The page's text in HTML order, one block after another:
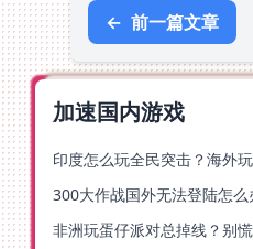
← 前一篇文章
加速国内游戏